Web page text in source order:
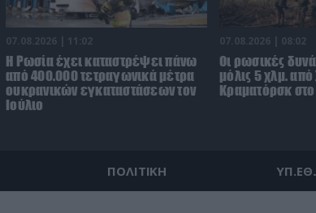
07.08.2026 | 11:02
Η Ρωσία έχει καταστρέψει πάνω
από 400.000 τετραγωνικά μέτρα
ουκρανικών εγκαταστάσεων τον
Ιούλιο
07.08.2026 | 08:02
Οι ρωσικές
μόλις 5 χλμ.
Κραματόρσκ
ΠΟΛΙΤΙΚΗ